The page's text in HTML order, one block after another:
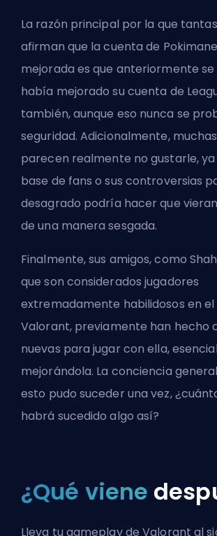
La razón principal por la que
afirman que la cuenta de
mejorada es que anteriormente
había mejorado su cuenta de
también, aunque eso nunca se
seguridad. Adicionalmente,
parecen realmente no gustarle, ya
base de fans o sus controversias
desagrado podría hacer que
de una manera sesgada.
Finalmente, sus amigos, como
que son considerados jugadores
extremadamente habilidosos en
Valorant, previamente han hecho
nuevas para jugar con ella,
mejorándola. La conciencia
esto pudo suceder una vez,
habrá sucedido algo así?
¿Qué viene
Lleva tu gameplay de Valorant al